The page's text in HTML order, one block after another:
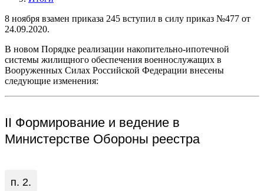
8 ноября взамен приказа 245 вступил в силу приказ №477 от
24.09.2020.
В новом Порядке реализации накопительно-ипотечной
системы жилищного обеспечения военнослужащих в
Вооруженных Силах Российской Федерации внесены
следующие изменения:
II Формирование и ведение в
Министерстве Обороны реестра
п. 2.